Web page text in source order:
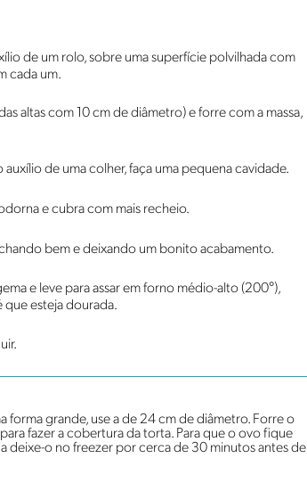
de um rolo, sobre uma superfície polvilhada com
cada um.
altas com 10 cm de diâmetro) e forre com a massa,
de uma colher, faça uma pequena cavidade.
e cubra com mais recheio.
bem e deixando um bonito acabamento.
e leve para assar em forno médio-alto (200°),
esteja dourada.
forma grande, use a de 24 cm de diâmetro. Forre o
fazer a cobertura da torta. Para que o ovo fique
deixe-o no freezer por cerca de 30 minutos antes de